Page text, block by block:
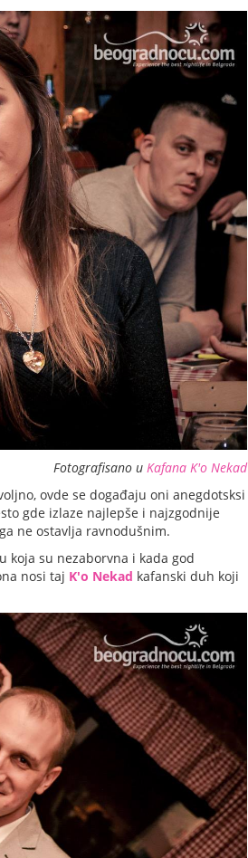
Fotografisano u Kafana K'o Nekad
ovde se događaju oni anegdotsksi
gde izlaze najlepše i najzgodnije
ne ostavlja ravnodušnim.
koja su nezaborvna i kada god
nosi taj K'o Nekad kafanski duh koji